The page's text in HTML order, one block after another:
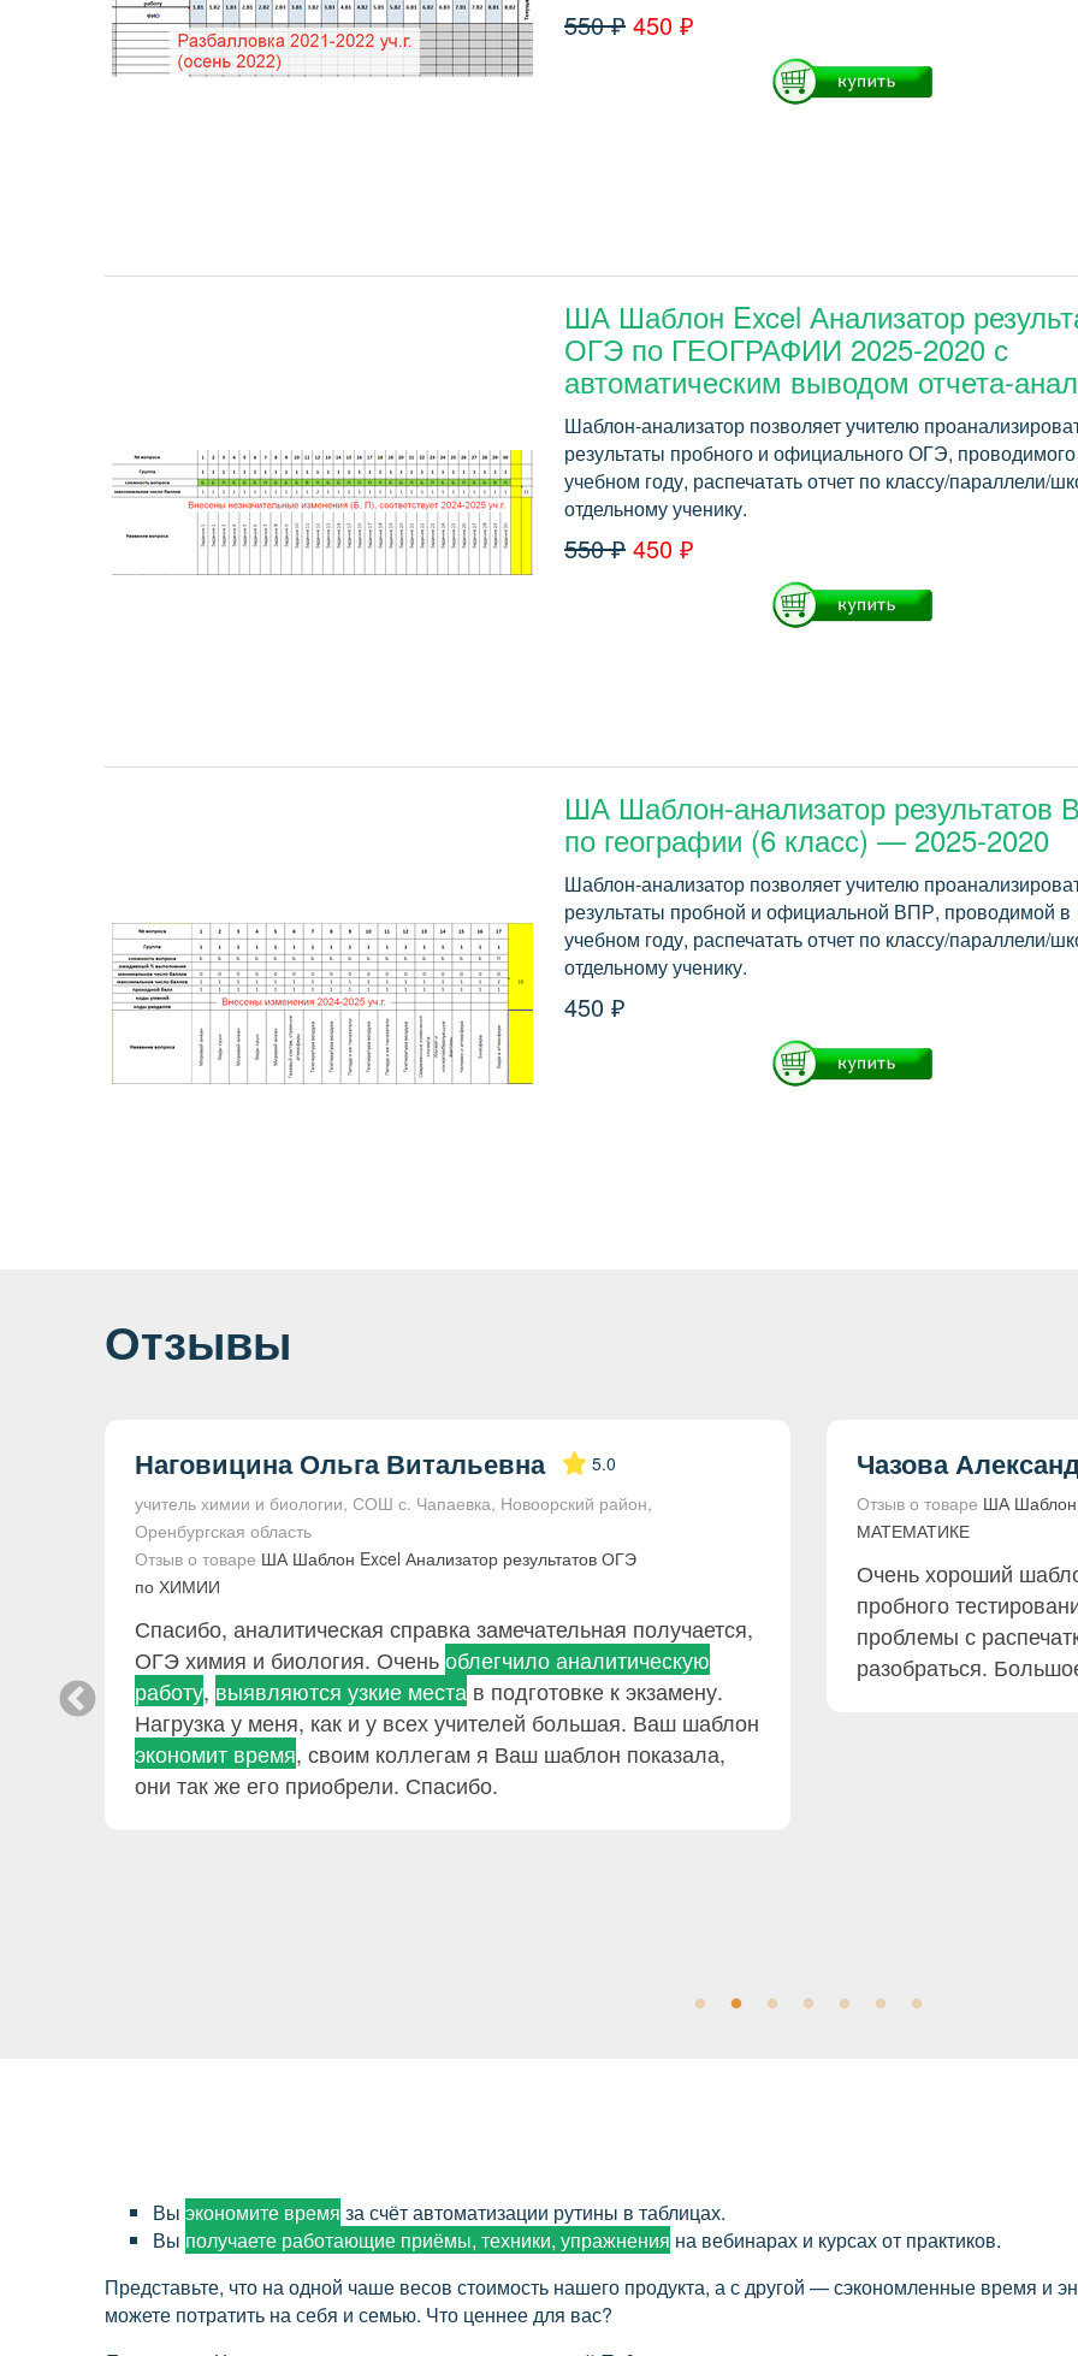
550 ₽ 450 ₽
ША Шаблон Excel Анализатор
ОГЭ по ГЕОГРАФИИ 2025-2020 с
автоматическим выводом отчета-
Шаблон-анализатор позволяет учителю
результаты пробного и официального ОГЭ,
учебном году, распечатать отчет по классу/параллели/
отдельному ученику.
550 ₽ 450 ₽
ША Шаблон-анализатор результатов
по географии (6 класс) — 2025-2020
Шаблон-анализатор позволяет учителю
результаты пробной и официальной ВПР, проводимой в
учебном году, распечатать отчет по классу/параллели/
отдельному ученику.
450 ₽
Отзывы
Наговицина Ольга Витальевна
5.0
учитель химии и биологии, СОШ с. Чапаевка, Новоорский район,
Оренбургская область
Отзыв о товаре ША Шаблон Excel Анализатор результатов ОГЭ
по ХИМИИ
Спасибо, аналитическая справка замечательная получается,
ОГЭ химия и биология. Оченьоблегчило аналитическую
работу, выявляются узкие места в подготовке к экзамену.
Нагрузка у меня, как и у всех учителей большая. Ваш шаблон
экономит время, своим коллегам я Ваш шаблон показала,
они так же его приобрели. Спасибо.
Чазова
Отзыв о товаре ША Шаблон
МАТЕМАТИКЕ
Очень хороший
пробного
проблемы с
разобраться.
Вы экономите время за счёт автоматизации рутины в таблицах.
Вы получаете работающие приёмы, техники, упражнения на вебинарах и курсах от практиков.
Представьте, что на одной чаше весов стоимость нашего продукта, а с другой — сэкономленные время и
можете потратить на себя и семью. Что ценнее для вас?